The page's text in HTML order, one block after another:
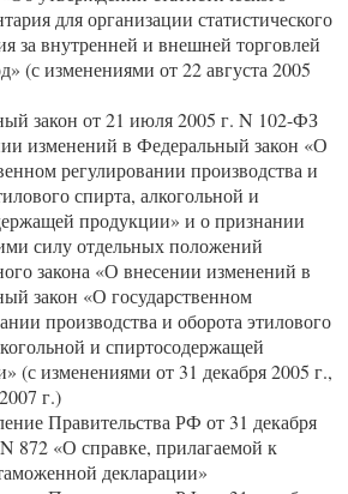
для организации статистического
за внутренней и внешней торговлей
(с изменениями от 22 августа 2005
закон от 21 июля 2005 г. N 102-ФЗ
изменений в Федеральный закон «О
регулировании производства и
спирта, алкогольной и
продукции» и о признании
силу отдельных положений
закона «О внесении изменений в
закон «О государственном
производства и оборота этилового
и спиртосодержащей
(с изменениями от 31 декабря 2005 г.,
г.)
Правительства РФ от 31 декабря
872 «О справке, прилагаемой к
декларации»